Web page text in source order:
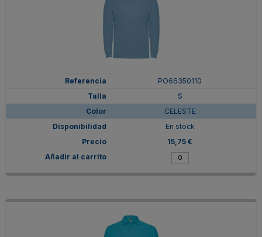
PO66350110
S
CELESTE
En stock
15,75 €